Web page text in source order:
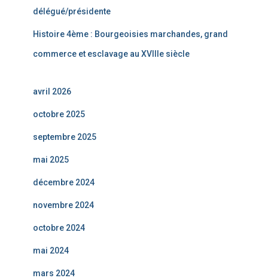
délégué/présidente
Histoire 4ème : Bourgeoisies marchandes, grand
commerce et esclavage au XVIIIe siècle
avril 2026
octobre 2025
septembre 2025
mai 2025
décembre 2024
novembre 2024
octobre 2024
mai 2024
mars 2024